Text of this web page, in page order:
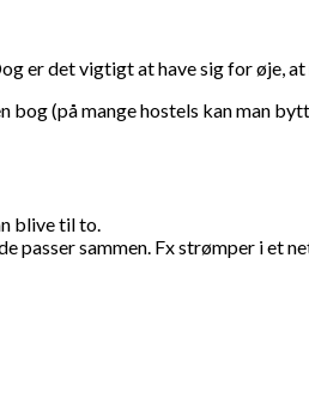
er det vigtigt at have sig for øje,
(på mange hostels kan man
blive til to.
passer sammen. Fx strømper i et